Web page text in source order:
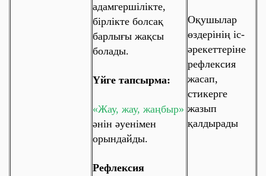
адамгершілікте,
бірлікте болсақ
барлығы жақсы
болады.
Үйге тапсырма:
«Жау, жау, жаңбыр»
әнін әуенімен
орындайды.
Рефлексия
Оқушылар
өздерінің іс-
әрекеттеріне
рефлексия
жасап,
стикерге
жазып
қалдырады